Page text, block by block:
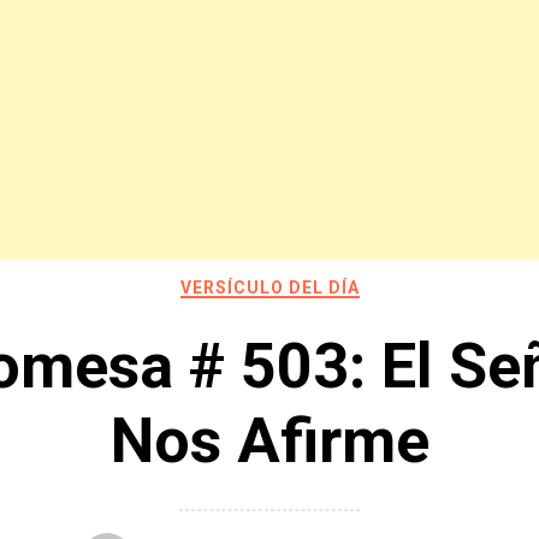
VERSÍCULO DEL DÍA
# 503: El
Nos Afirme